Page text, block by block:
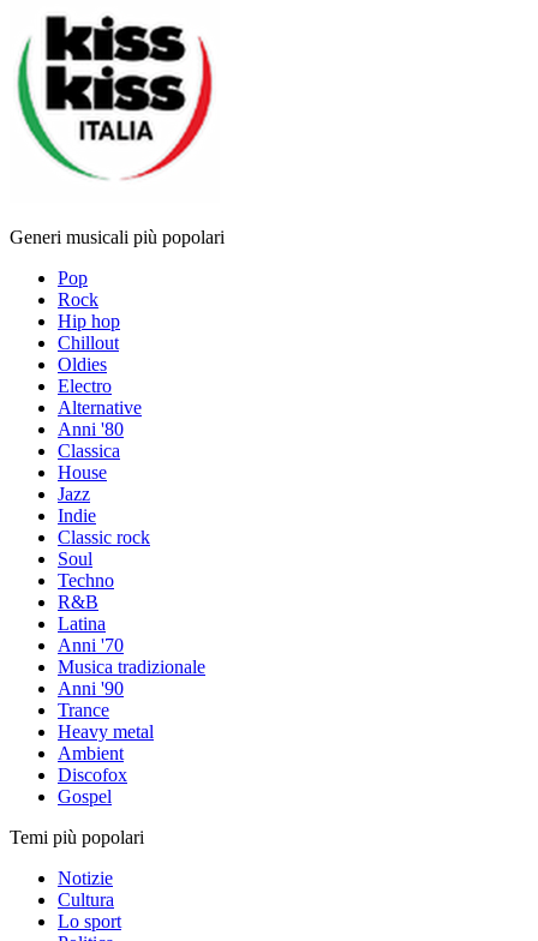
Generi musicali più popolari
Pop
Rock
Hip hop
Chillout
Oldies
Electro
Alternative
Anni '80
Classica
House
Jazz
Indie
Classic rock
Soul
Techno
R&B
Latina
Anni '70
Musica tradizionale
Anni '90
Trance
Heavy metal
Ambient
Discofox
Gospel
Temi più popolari
Notizie
Cultura
Lo sport